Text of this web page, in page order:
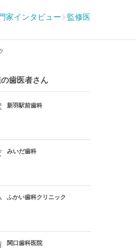
家インタビュー 監修医
の歯医者さん
新羽駅前歯科
みいだ歯科
ふかい歯科クリニック
関口歯科医院